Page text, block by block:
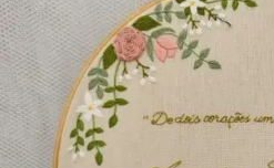
decente
para
quem